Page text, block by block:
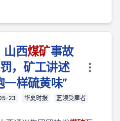
山西煤矿事故
，矿工讲述
一样硫黄味”
23 华夏时报
蓝领受雇者